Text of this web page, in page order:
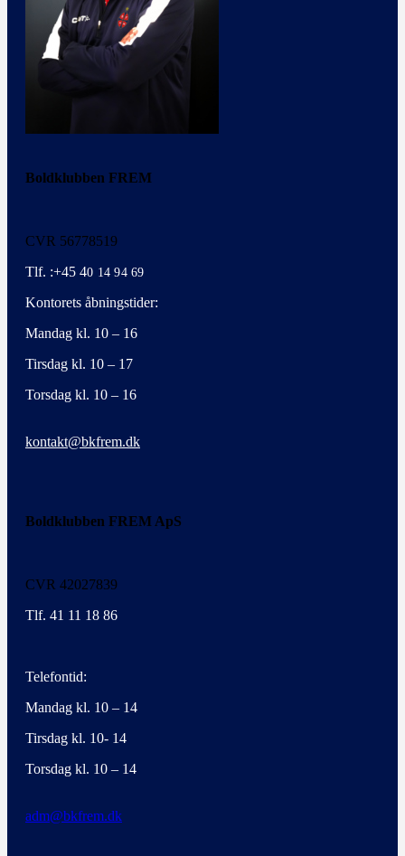
Boldklubben FREM
CVR 56778519
Tlf. :+45 40 14 94 69
Kontorets åbningstider:
Mandag kl. 10 – 16
Tirsdag kl. 10 – 17
Torsdag kl. 10 – 16
kontakt@bkfrem.dk
Boldklubben FREM ApS
CVR 42027839
Tlf. 41 11 18 86
Telefontid:
Mandag kl. 10 – 14
Tirsdag kl. 10- 14
Torsdag kl. 10 – 14
adm@bkfrem.dk